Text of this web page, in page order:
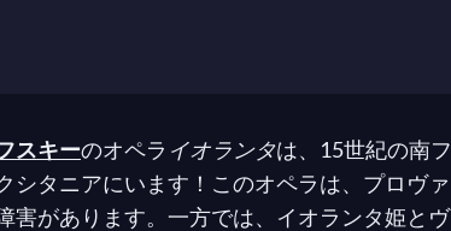
スキーのオペラ イオランタは、15世紀の南
シタニアにいます！このオペラは、プロ
害があります。一方では、イオランタ姫と